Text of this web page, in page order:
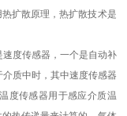
扩散原理，热扩散技术是
度传感器，一个是自动补
质中时，其中速度传感器
度传感器用于感应介质温